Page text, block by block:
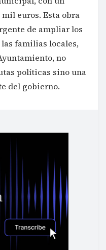
euros. Esta obra
de ampliar los
familias locales,
no
políticas sino una
del gobierno.